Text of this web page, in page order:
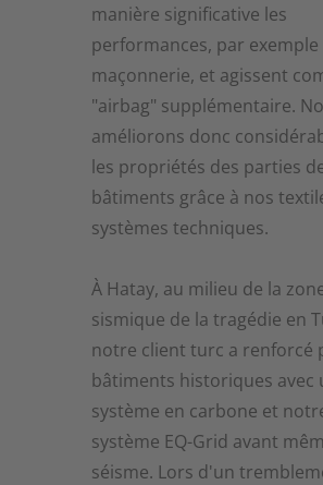
manière significative les
performances, par exemple
maçonnerie, et agissent
"airbag" supplémentaire.
améliorons donc
les propriétés des parties
bâtiments grâce à nos
systèmes techniques.
À Hatay, au milieu de la
sismique de la tragédie en
notre client turc a renforcé
bâtiments historiques avec
système en carbone et
système EQ-Grid avant
séisme. Lors d'un